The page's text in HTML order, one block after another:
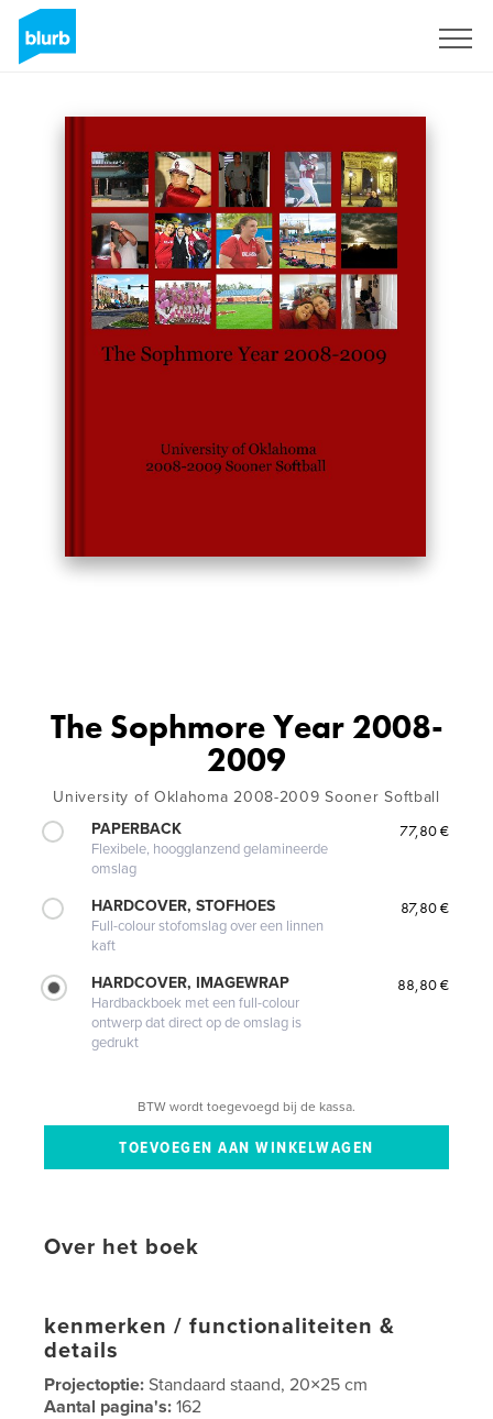
The Sophmore Year 2008-
2009
University of Oklahoma 2008-2009 Sooner Softball
PAPERBACK
Flexibele, hoogglanzend gelamineerde
omslag
77,80 €
HARDCOVER, STOFHOES
Full-colour stofomslag over een linnen
kaft
87,80 €
HARDCOVER, IMAGEWRAP
Hardbackboek met een full-colour
ontwerp dat direct op de omslag is
gedrukt
88,80 €
BTW wordt toegevoegd bij de kassa.
Over het boek
kenmerken / functionaliteiten &
details
Projectoptie:Standaard staand, 20×25 cm
Aantal pagina's:162